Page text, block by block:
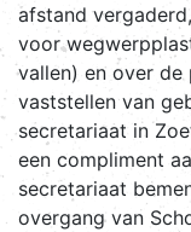
afstand
voor
vallen) en over
vaststellen van
secretariaat in
een compliment
secretariaat
overgang van